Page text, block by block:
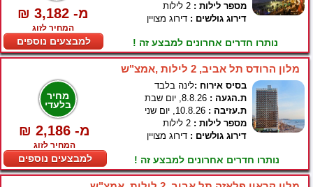
₪ 3,182 -מ
המחיר לזוג
למבצעים נוספים
מספר לילות :
דירוג גולשים : דירוג מצויין
נותרו חדרים אחרונים למבצע זה !
מלון הרודס תל אביב, 2 לילות ,אמצ"ש
מחיר
בלעדי
₪ 2,186 -מ
המחיר לזוג
למבצעים נוספים
בסיס אירוח :לינה בלבד
ת.הגעה :
ת.עזיבה :
מספר לילות :
דירוג גולשים : דירוג מצויין
נותרו חדרים אחרונים למבצע זה !